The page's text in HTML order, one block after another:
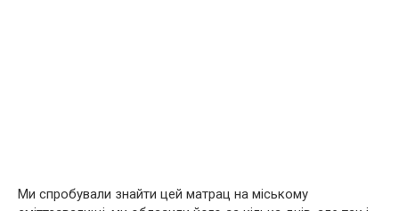
Ми спробували знайти цей матрац на міському